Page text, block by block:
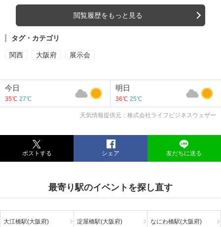
閲覧履歴をもっと見る
タグ・カテゴリ
関西 大阪府 展示会
今日
35℃ 27℃
明日
36℃ 25℃
天気情報提供元：株式会社ライフビジネスウェザー
ポストする シェア 友だちに送る
最寄り駅のイベントを探し直す
大江橋駅(大阪府) 淀屋橋駅(大阪府) なにわ橋駅(大阪府)